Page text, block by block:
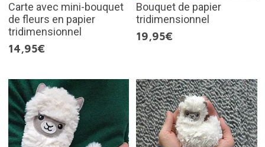
Carte avec mini-bouquet
de fleurs en papier
tridimensionnel
14,95€
Bouquet de papier
tridimensionnel
19,95€